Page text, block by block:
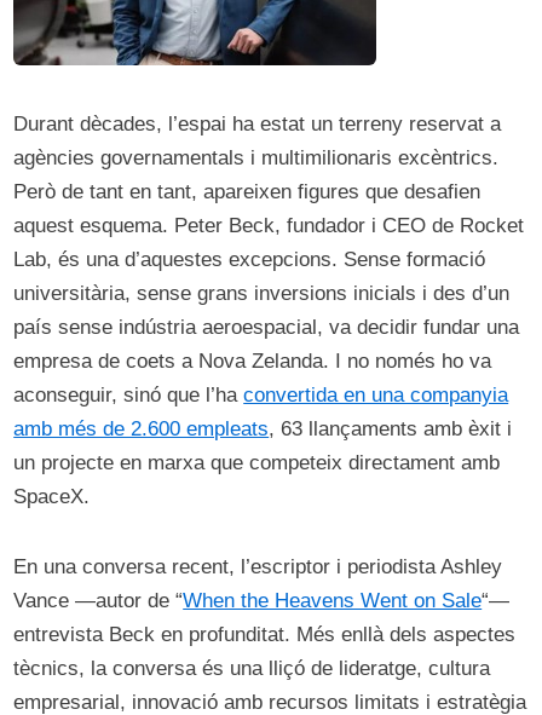
Durant dècades, l’espai ha estat un terreny reservat a
agències governamentals i multimilionaris excèntrics.
Però de tant en tant, apareixen figures que desafien
aquest esquema. Peter Beck, fundador i CEO de Rocket
Lab, és una d’aquestes excepcions. Sense formació
universitària, sense grans inversions inicials i des d’un
país sense indústria aeroespacial, va decidir fundar una
empresa de coets a Nova Zelanda. I no només ho va
aconseguir, sinó que l’haconvertida en una companyia
amb més de 2.600 empleats, 63 llançaments amb èxit i
un projecte en marxa que competeix directament amb
SpaceX.
En una conversa recent, l’escriptor i periodista Ashley
Vance —autor de “When the Heavens Went on Sale“—
entrevista Beck en profunditat. Més enllà dels aspectes
tècnics, la conversa és una lliçó de lideratge, cultura
empresarial, innovació amb recursos limitats i estratègia